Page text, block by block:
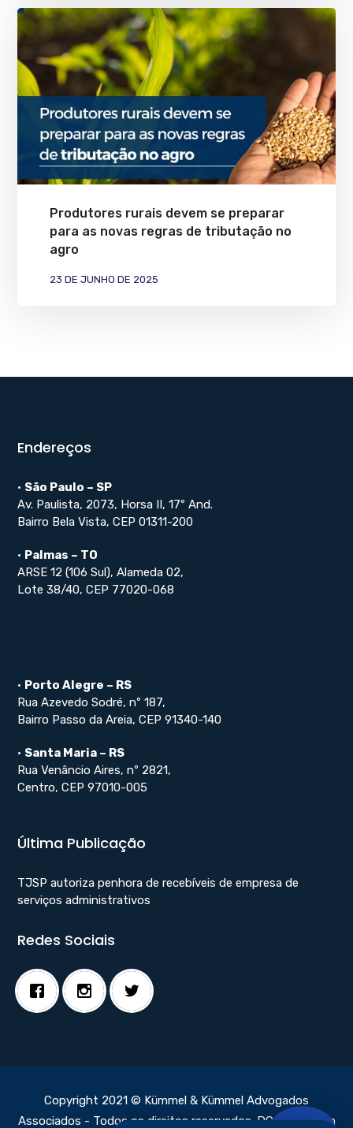
Produtores rurais devem se preparar
para as novas regras de tributação no
agro
23 DE JUNHO DE 2025
Endereços
• São Paulo – SP
Av. Paulista, 2073, Horsa II, 17º And.
Bairro Bela Vista, CEP 01311-200
• Palmas – TO
ARSE 12 (106 Sul), Alameda 02,
Lote 38/40, CEP 77020-068
• Porto Alegre – RS
Rua Azevedo Sodré, nº 187,
Bairro Passo da Areia, CEP 91340-140
• Santa Maria – RS
Rua Venâncio Aires, nº 2821,
Centro, CEP 97010-005
Última Publicação
TJSP autoriza penhora de recebíveis de empresa de
serviços administrativos
Redes Sociais
Copyright 2021 © Kümmel & Kümmel Advogados
Associados - Todos os direitos reservados.DC Webdesign